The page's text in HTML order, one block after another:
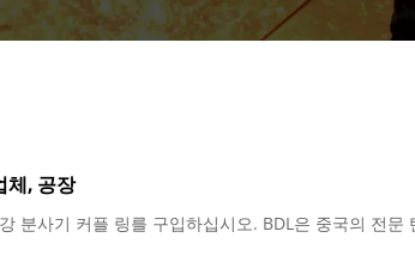
체, 공장
분사기 커플 링를 구입하십시오. BDL은 중국의 전